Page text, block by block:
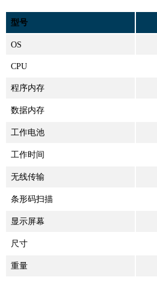
型号
OS
CPU
程序内存
数据内存
工作电池
工作时间
无线传输
条形码扫描
显示屏幕
尺寸
重量